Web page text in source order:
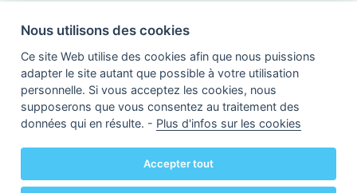
Agent lié, BE0437999639
de KBC Assurances sa
3000 Louvain - Belgique
TVA BE 0403.552.563 - RPR Louvain
Powered byKBC-Agent(versie 3.21.0)
Nous utilisons des cookies
Ce site Web utilise des cookies afin que nous puissions
adapter le site autant que possible à votre utilisation
personnelle. Si vous acceptez les cookies, nous
supposerons que vous consentez au traitement des
données qui en résulte. - Plus d'infos sur les cookies
Accepter tout